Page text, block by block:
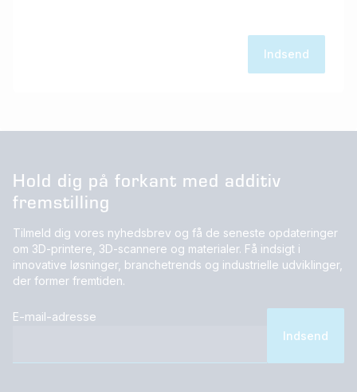
Hold dig på forkant med additiv
fremstilling
Tilmeld dig vores nyhedsbrev og få de seneste opdateringer
om 3D-printere, 3D-scannere og materialer. Få indsigt i
innovative løsninger, branchetrends og industrielle udviklinger,
der former fremtiden.
E-mail-adresse